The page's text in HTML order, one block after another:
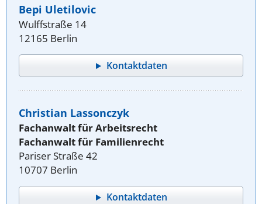
Bepi Uletilovic
Wulffstraße 14
12165 Berlin
Kontaktdaten
Christian Lassonczyk
Fachanwalt für Arbeitsrecht
Fachanwalt für Familienrecht
Pariser Straße 42
10707 Berlin
Kontaktdaten